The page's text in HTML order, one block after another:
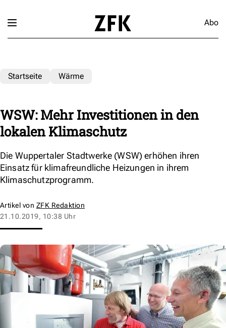
Abo
Startseite Wärme
WSW: Mehr Investitionen in den
lokalen Klimaschutz
Die Wuppertaler Stadtwerke (WSW) erhöhen ihren
Einsatz für klimafreundliche Heizungen in ihrem
Klimaschutzprogramm.
Artikel von ZFK Redaktion
21.10.2019, 10:38 Uhr